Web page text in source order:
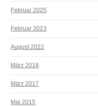
Februar 2025
Februar 2023
August 2022
März 2018
März 2017
Mai 2015